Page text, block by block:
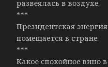
развеялась в воздухе.
***
Президентская
помещается в стране.
***
Какое спокойное вино